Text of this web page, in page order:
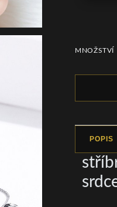
MNOŽSTVÍ
POPIS